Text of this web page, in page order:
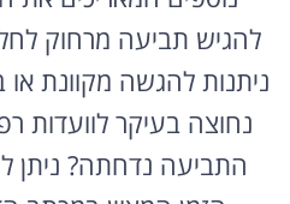
להגיש תביעה מרחוק
ניתנות להגשה מקוונת
נחוצה בעיקר לוועדות
התביעה נדחתה? ניתן